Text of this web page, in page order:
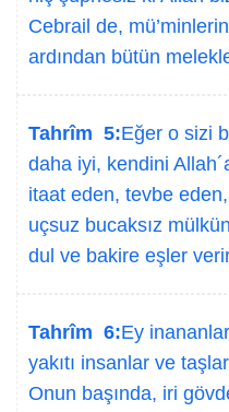
Cebrail de,
ardından bütün
Tahrîm 5:Eğer o sizi
daha iyi, kendini
itaat eden, tevbe
uçsuz bucaksız
dul ve bakire eşler
Tahrîm 6:Ey
yakıtı insanlar ve
Onun başında, iri